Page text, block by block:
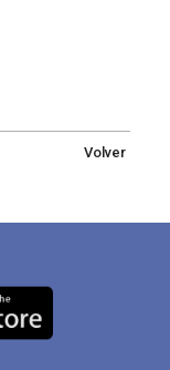
Volver